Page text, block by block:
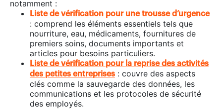
notamment :
Liste de vérification pour une trousse d’urgence
: comprend les éléments essentiels tels que
nourriture, eau, médicaments, fournitures de
premiers soins, documents importants et
articles pour besoins particuliers.
Liste de vérification pour la reprise des activités
des petites entreprises : couvre des aspects
clés comme la sauvegarde des données, les
communications et les protocoles de sécurité
des employés.